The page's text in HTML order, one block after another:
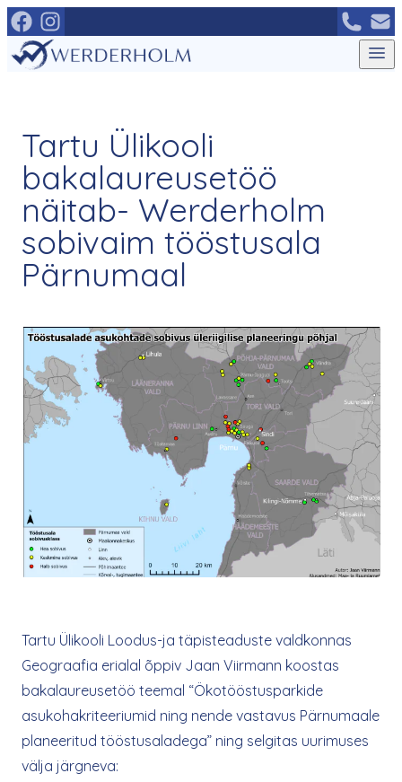
Mine
otse
sisu
Tartu Ülikooli
bakalaureusetöö
näitab- Werderholm
sobivaim tööstusala
Pärnumaal
Tartu Ülikooli Loodus-ja täpisteaduste valdkonnas
Geograafia erialal õppiv Jaan Viirmann koostas
bakalaureusetöö teemal “Ökotööstusparkide
asukohakriteeriumid ning nende vastavus Pärnumaale
planeeritud tööstusaladega” ning selgitas uurimuses
välja järgneva: